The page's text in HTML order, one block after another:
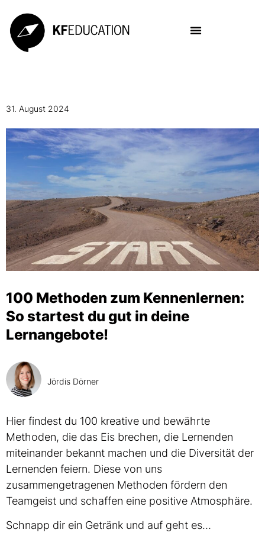
31. August 2024
100 Methoden zum Kennenlernen:
So startest du gut in deine
Lernangebote!
Jördis Dörner
Hier findest du 100 kreative und bewährte
Methoden, die das Eis brechen, die Lernenden
miteinander bekannt machen und die Diversität der
Lernenden feiern. Diese von uns
zusammengetragenen Methoden fördern den
Teamgeist und schaffen eine positive Atmosphäre.
Schnapp dir ein Getränk und auf geht es…